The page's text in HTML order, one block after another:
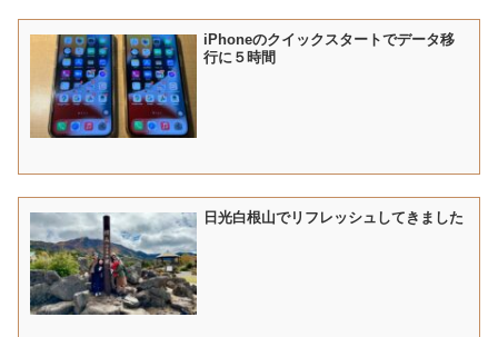
iPhoneのクイックスタートでデータ移
行に５時間
日光白根山でリフレッシュしてきました